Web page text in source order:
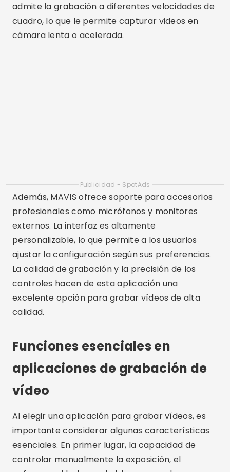
admite la grabación a diferentes velocidades de
cuadro, lo que le permite capturar videos en
cámara lenta o acelerada.
calidad.
Funciones esenciales en
aplicaciones de grabación de
vídeo
Al elegir una aplicación para grabar vídeos, es
importante considerar algunas características
esenciales. En primer lugar, la capacidad de
enfoque y el balance de blancos puede marcar
una gran diferencia en la calidad del vídeo.
Además, la compatibilidad con grabación de
alta resolución, como 4K, es crucial para
Otra característica importante es la
estabilización de imagen, que ayuda a reducir el
movimiento de la cámara y mejora la calidad
general del video. Además, la capacidad de